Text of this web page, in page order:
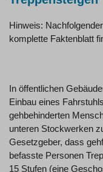
Hinweis:
komplette Faktenblatt
In öffentlichen
Einbau eines
gehbehinderten
unteren Stockwerken
Gesetzgeber, dass
befasste Personen
15 Stufen (eine